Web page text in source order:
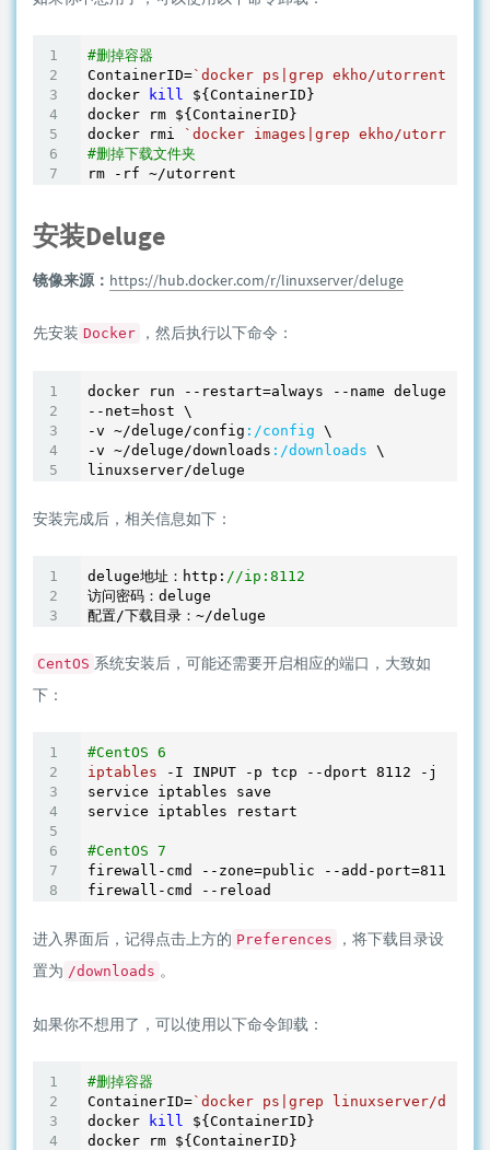
#删掉容器
ContainerID=`docker ps|grep ekho/
docker
kill ${ContainerID}
docker rm ${ContainerID}
docker rmi
`docker images|grep ekho/
#删掉下载文件夹
rm -rf ~
安装Deluge
镜像来源： https://hub.docker.com/r/linuxserver/deluge
先安装 Docker ，然后执行以下命令：
docker run --restart=always --name deluge -d \
--net=host \
-v ~/deluge/config :/config \
-v ~/deluge/downloads :/downloads \
安装完成后，相关信息如下：
deluge地址：http: //ip:8112
访问密码：deluge
CentOS 系统安装后，可能还需要开启相应的端口，大致如
下：
#CentOS 6
iptables -I INPUT -p tcp --dport 8112 -j
service iptables save
service iptables restart
#CentOS 7
firewall-cmd --zone=public --add-port=8112
进入界面后，记得点击上方的 Preferences
，将下载目录设
置为 /downloads 。
如果你不想用了，可以使用以下命令卸载：
#删掉容器
ContainerID=`docker ps|grep linuxserver/
docker
kill
${ContainerID}
docker rm ${ContainerID}